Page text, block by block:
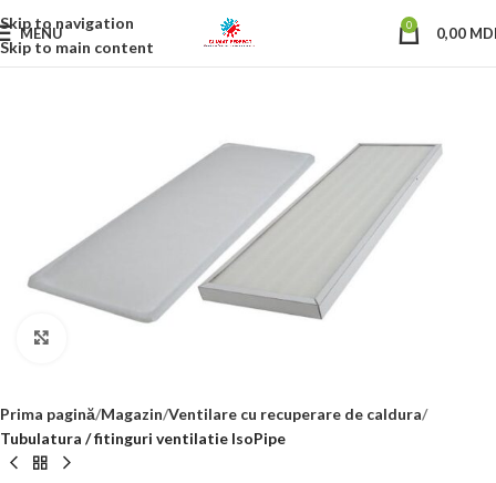
Skip to navigation
Skip to main content
MENU 0 0,00
Prima pagină Magazin Ventilare cu recuperare de caldura
Tubulatura / fitinguri ventilatie IsoPipe